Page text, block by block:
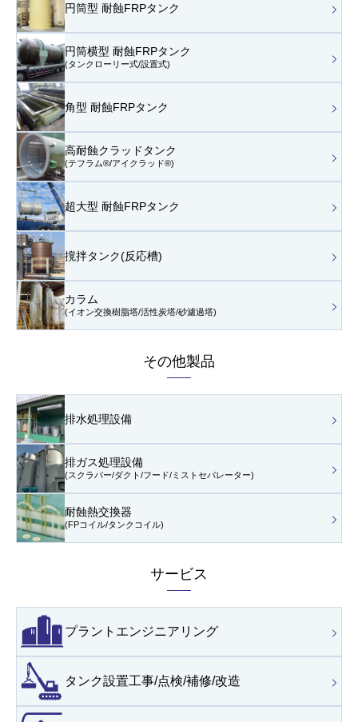
円筒型 耐蝕FRPタンク
円筒横型 耐蝕FRPタンク
(タンクローリー式/設置式)
角型 耐蝕FRPタンク
高耐蝕クラッドタンク
(テフラム®/アイクラッド®)
超大型 耐蝕FRPタンク
撹拌タンク(反応槽)
カラム
(イオン交換樹脂塔/活性炭塔/砂濾過塔)
その他製品
排水処理設備
排ガス処理設備
(スクラバー/ダクト/フード/ ミストセパレーター)
耐蝕熱交換器
(FPコイル/タンクコイル)
サービス
プラントエンジニアリング
タンク設置工事/点検/補修/改造